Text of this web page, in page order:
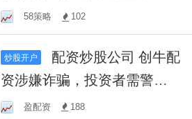
险几何？
58策略 102
炒股开户
资涉嫌诈骗，投资者需警惕
避免上当受骗
盈配资 188